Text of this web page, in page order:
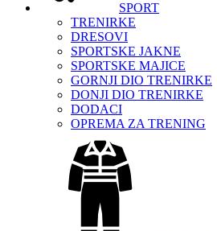
SPORT
TRENIRKE
DRESOVI
SPORTSKE JAKNE
SPORTSKE MAJICE
GORNJI DIO TRENIRKE
DONJI DIO TRENIRKE
DODACI
OPREMA ZA TRENING